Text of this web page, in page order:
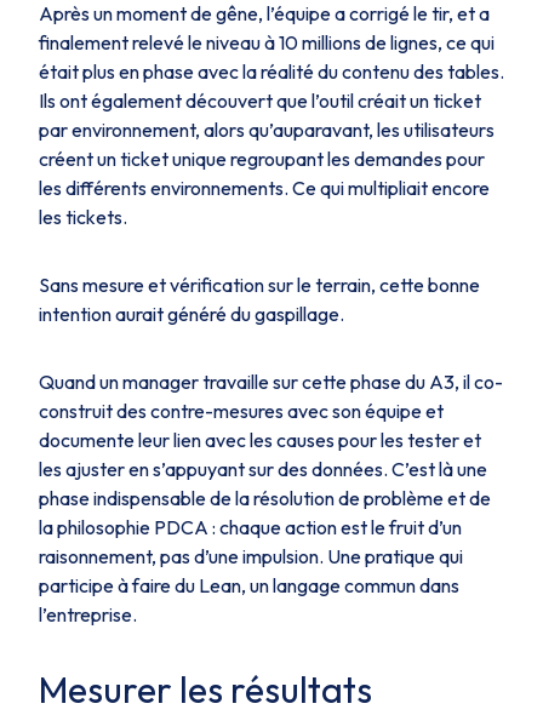
Après un moment de gêne, l’équipe a corrigé le tir, et a
finalement relevé le niveau à 10 millions de lignes, ce qui
était plus en phase avec la réalité du contenu des tables.
Ils ont également découvert que l’outil créait un ticket
par environnement, alors qu’auparavant, les utilisateurs
créent un ticket unique regroupant les demandes pour
les différents environnements. Ce qui multipliait encore
les tickets.
Sans mesure et vérification sur le terrain, cette bonne
intention aurait généré du gaspillage.
Quand un manager travaille sur cette phase du A3, il co-
construit des contre-mesures avec son équipe et
documente leur lien avec les causes pour les tester et
les ajuster en s’appuyant sur des données. C’est là une
phase indispensable de la résolution de problème et de
la philosophie PDCA : chaque action est le fruit d’un
raisonnement, pas d’une impulsion. Une pratique qui
participe à faire du Lean, un langage commun dans
l’entreprise.
Mesurer les résultats